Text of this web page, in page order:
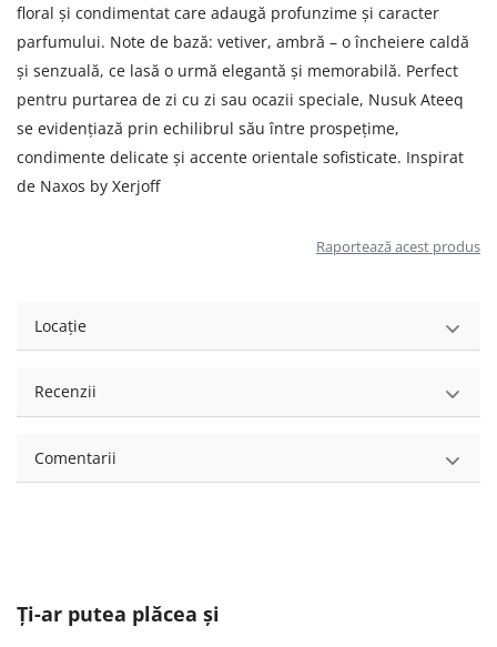
floral și condimentat care adaugă profunzime și caracter
parfumului. Note de bază: vetiver, ambră – o încheiere caldă
și senzuală, ce lasă o urmă elegantă și memorabilă. Perfect
pentru purtarea de zi cu zi sau ocazii speciale, Nusuk Ateeq
se evidențiază prin echilibrul său între prospețime,
condimente delicate și accente orientale sofisticate. Inspirat
de Naxos by Xerjoff
Raportează acest produs
Locație
Recenzii
Comentarii
Ți-ar putea plăcea și